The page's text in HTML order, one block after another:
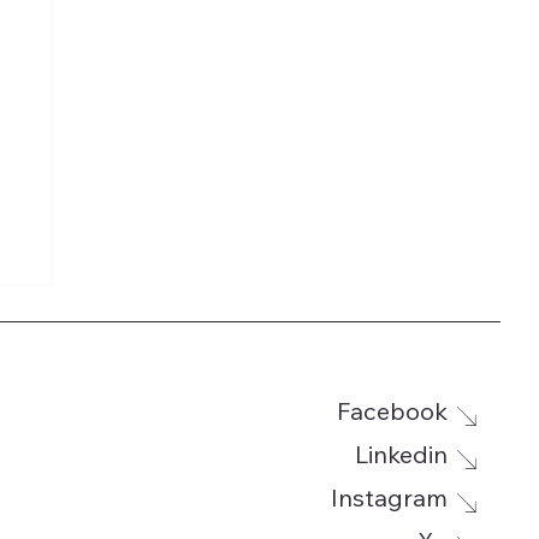
Facebook
Linkedin
Instagram